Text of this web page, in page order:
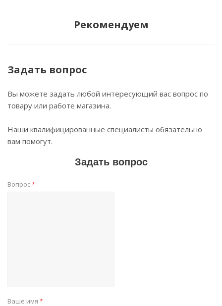
Рекомендуем
Задать вопрос
Вы можете задать любой интересующий вас вопрос по
товару или работе магазина.
Наши квалифицированные специалисты обязательно
вам помогут.
Задать вопрос
Вопрос*
Ваше имя *